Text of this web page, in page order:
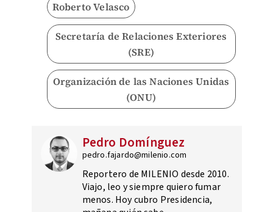
Roberto Velasco
Secretaría de Relaciones Exteriores
(SRE)
Organización de las Naciones Unidas
(ONU)
Pedro Domínguez
pedro.fajardo@milenio.com
Reportero de MILENIO desde 2010.
Viajo, leo y siempre quiero fumar
menos. Hoy cubro Presidencia,